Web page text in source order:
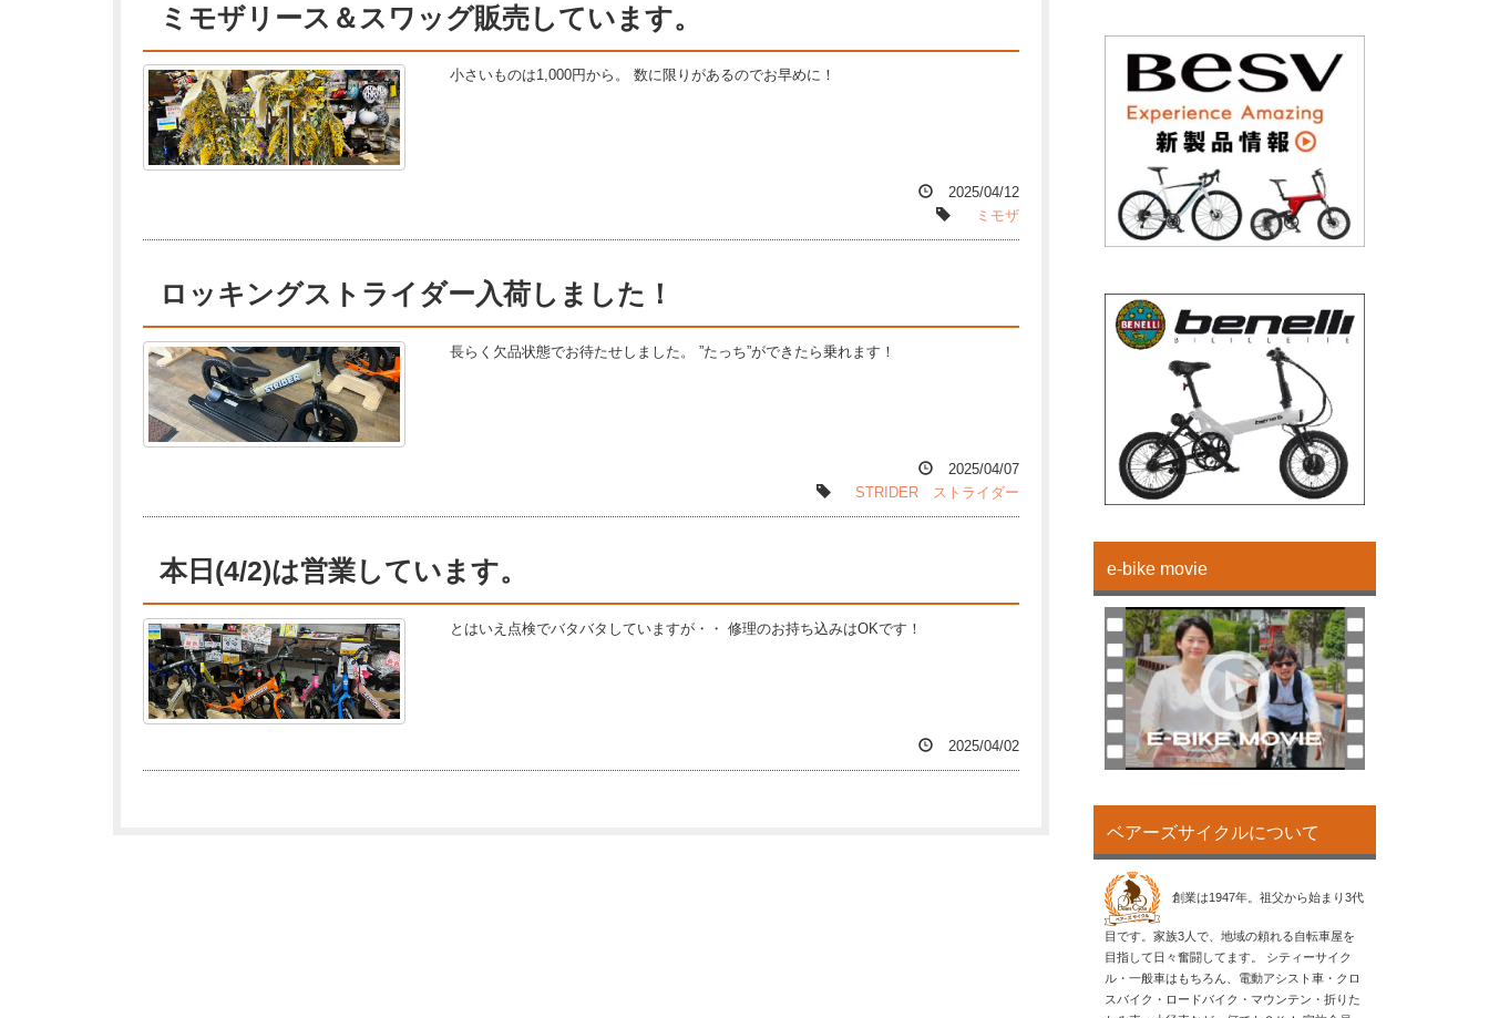
ミモザリース＆スワッグ販売しています。
小さいものは1,000円から。 数に限りがあるのでお早めに！
2025/04/12
ミモザ
ロッキングストライダー入荷しました！
長らく欠品状態でお待たせしました。 ”たっち”ができたら乗れます！
2025/04/07
STRIDER
ストライダー
本日(4/2)は営業しています。
とはいえ点検でバタバタしていますが・・ 修理のお持ち込みはOKです！
2025/04/02
e-bike movie
ベアーズサイクルについて
創業は1947年。祖父から始まり3代
目です。家族3人で、地域の頼れる自転車屋を
目指して日々奮闘してます。 シティーサイク
ル・一般車はもちろん、電動アシスト車・クロ
スバイク・ロードバイク・マウンテン・折りた